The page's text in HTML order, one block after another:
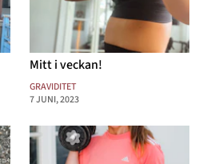
Kontakt
Mitt i veckan!
GRAVIDITET
7 JUNI, 2023